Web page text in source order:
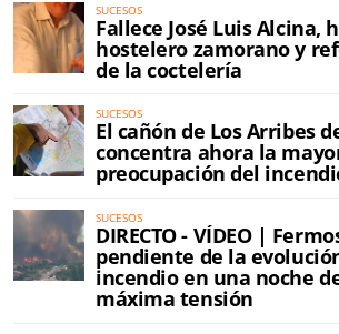
SUCESOS
Fallece José Luis Alcina,
hostelero zamorano y
de la coctelería
SUCESOS
El cañón de Los Arribes
concentra ahora la
preocupación del
SUCESOS
DIRECTO - VÍDEO |
pendiente de la
incendio en una noche
máxima tensión